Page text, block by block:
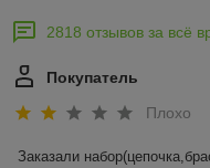
2818 отзывов за всё
Покупатель
Плохо
Заказали